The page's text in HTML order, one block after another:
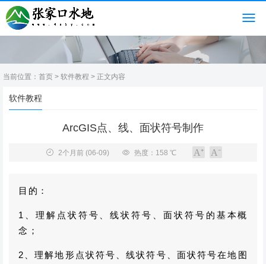
当前位置： 首页 > 软件教程 > 正文内容
软件教程
ArcGIS点、线、面状符号制作
2个月前(06-09) 热度：158 ℃
目的：
1、理解点状符号、线状符号、面状符号的基本概
念；
2、理解地形点状符号、线状符号、面状符号在地图